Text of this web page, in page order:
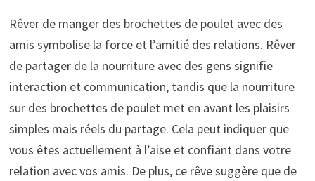
Rêver de manger des brochettes de poulet avec des
amis symbolise la force et l’amitié des relations. Rêver
de partager de la nourriture avec des gens signifie
interaction et communication, tandis que la nourriture
sur des brochettes de poulet met en avant les plaisirs
simples mais réels du partage. Cela peut indiquer que
vous êtes actuellement à l’aise et confiant dans votre
relation avec vos amis. De plus, ce rêve suggère que de